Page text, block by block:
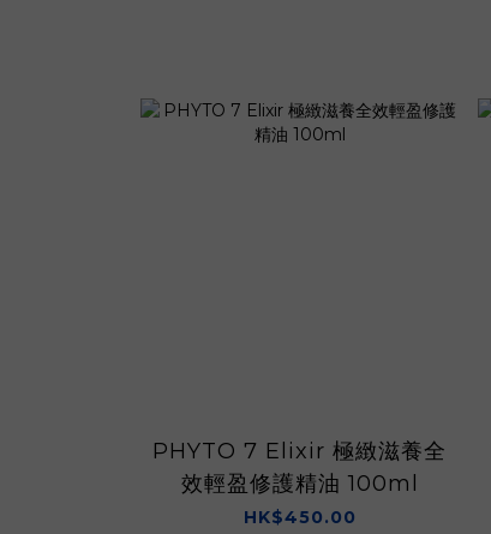
PHYTO 7 Elixir 極緻滋養全
效輕盈修護精油 100ml
HK$450.00